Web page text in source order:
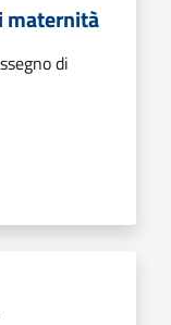
maternità
di